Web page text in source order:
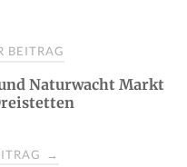
BEITRAG
Naturwacht Markt
→